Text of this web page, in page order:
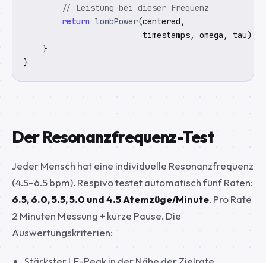
// Leistung bei dieser Frequenz
return lombPower(centered,
                         timestamps, omega, tau)
    }
}
Der Resonanzfrequenz-Test
Jeder Mensch hat eine individuelle Resonanzfrequenz
(4.5–6.5 bpm). Respivo testet automatisch fünf Raten:
6.5, 6.0, 5.5, 5.0 und 4.5 Atemzüge/Minute. Pro Rate
2 Minuten Messung + kurze Pause. Die
Auswertungskriterien: